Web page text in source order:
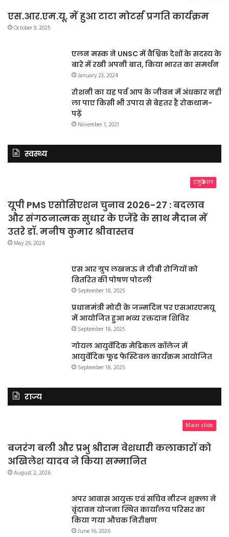
एस.आर.एम.यू. में हुआ टाटा मोटर्स प्रगति कार्यक्रम
October 9, 2025
एलन मस्क ने UNSC में वैश्विक देशों के सदस्य के
बारे में रखी अपनी बात, किया भारत का समर्थन
January 23, 2024
रोशनी का यह पर्व आप के जीवन में अंधकार नहीं
ला पाए किसी भी उपाय से बेहतर है रोकथाम-
पढ़ें
November 1, 2021
स्वस्थ्य
एजुकेशन
यूपी PMS एसोसिएशन चुनाव 2026-27 : बदलाव
और संगठनात्मक सुधार के एजेंडे के साथ मैदान में
उतरे डॉ. मनीष कुमार श्रीवास्तव
May 29, 2026
एस आर ग्रुप लखनऊ ने टीबी रोगियों को
वितरित की पोषण पोटली
September 18, 2025
प्रधानमंत्री मोदी के जन्मदिन पर एसआरएमयू
में आयोजित हुआ भव्य रक्तदान शिविर
September 18, 2025
गोयल आयुर्वेदिक मेडिकल कॉलेज में
आयुर्वेदिक फूड फेस्टिवल कार्यक्रम आयोजित
September 18, 2025
राज्य
Main slide
बजरंग बली और प्रभु श्रीराम वेशधारी कलाकारों को
अखिलेश यादव ने किया सम्मानित
August 2, 2026
अपर आवास आयुक्त एवं सचिव नीरज शुक्ला ने
वृंदावन योजना स्थित कार्यालय परिसर का
किया गया औचक निरीक्षण
June 16, 2026